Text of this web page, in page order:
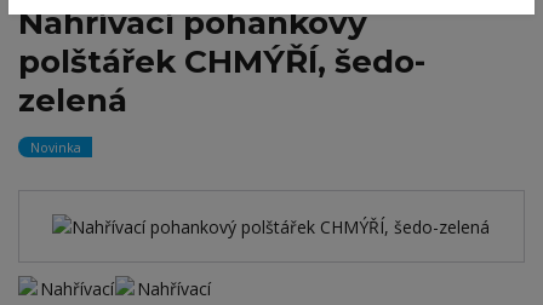
Nahřívací pohankový
polštářek CHMÝŘÍ, šedo-
zelená
Novinka